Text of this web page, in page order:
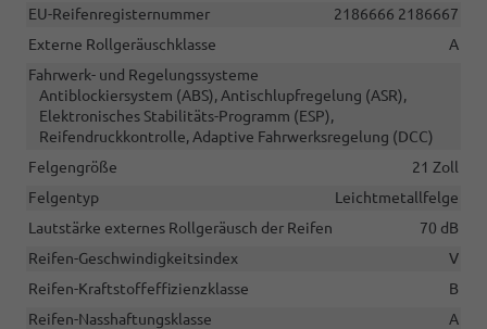
EU-Reifenregisternummer
2186666 2186667
Externe Rollgeräuschklasse
A
Fahrwerk- und Regelungssysteme
Antiblockiersystem (ABS), Antischlupfregelung (ASR),
Elektronisches Stabilitäts-Programm (ESP),
Reifendruckkontrolle, Adaptive Fahrwerksregelung (DCC)
Felgengröße
21 Zoll
Felgentyp
Leichtmetallfelge
Lautstärke externes Rollgeräusch der Reifen
70 dB
Reifen-Geschwindigkeitsindex
V
Reifen-Kraftstoffeffizienzklasse
B
Reifen-Nasshaftungsklasse
A